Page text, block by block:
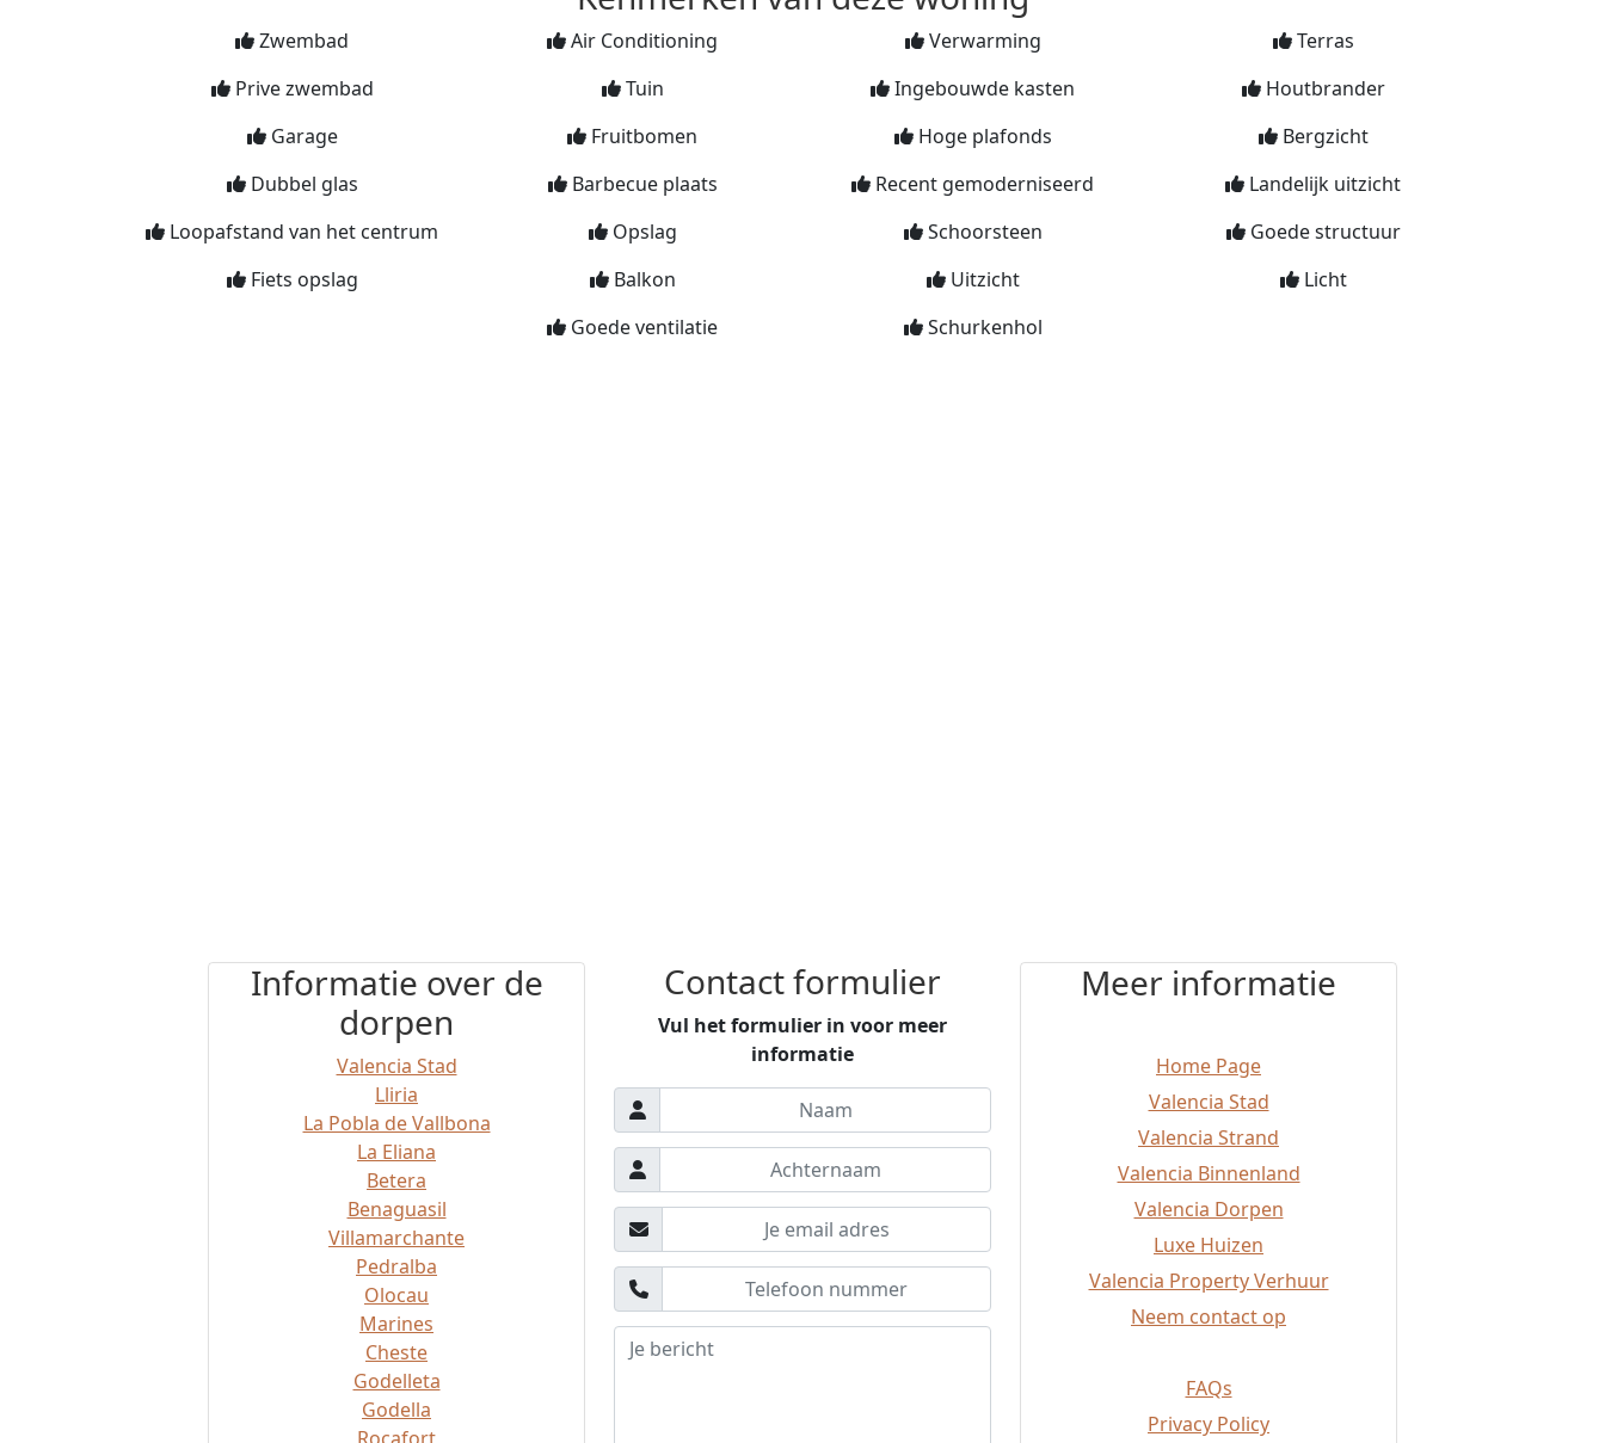
Zwembad Air Conditioning Verwarming
Terras
Prive zwembad
Tuin Ingebouwde kasten
Houtbrander
Garage
Fruitbomen Hoge plafonds
Bergzicht
Dubbel glas
Barbecue plaats Recent gemoderniseerd
Landelijk uitzicht
Loopafstand van het centrum
Opslag Schoorsteen
Goede structuur
Fiets opslag
Balkon Uitzicht
Licht
Goede ventilatie
Schurkenhol
Informatie over de
dorpen
Valencia Stad
Lliria
La Pobla de Vallbona
La Eliana
Betera
Benaguasil
Villamarchante
Pedralba
Olocau
Marines
Cheste
Godelleta
Godella
Contact formulier
Vul het formulier in voor meer
informatie
Meer informatie
Home Page
Valencia Stad
Valencia Strand
Valencia Binnenland
Valencia Dorpen
Luxe Huizen
Valencia Property Verhuur
Neem contact op
FAQs
Privacy Policy